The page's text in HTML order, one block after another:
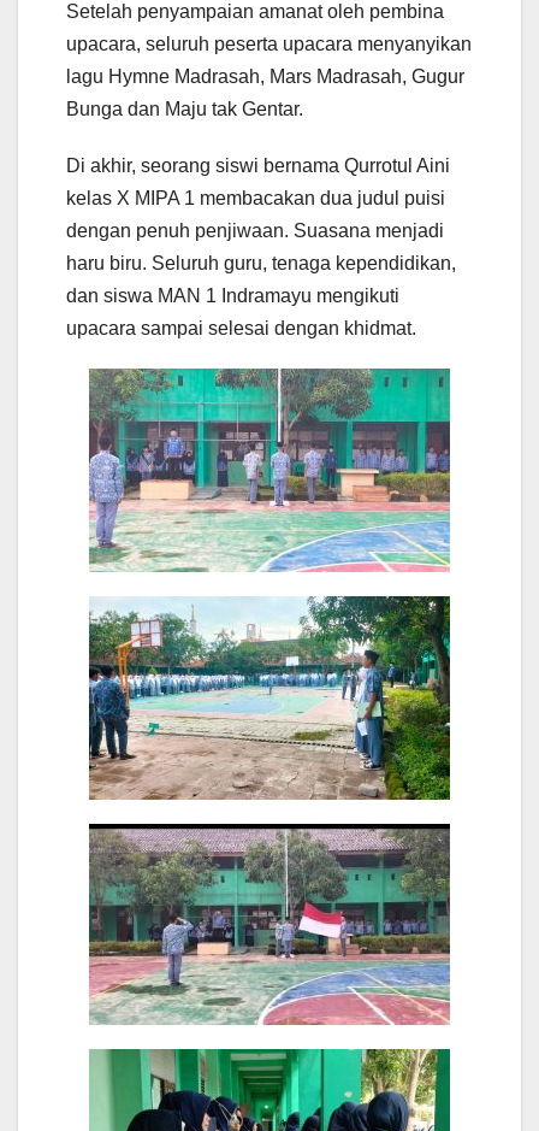
Setelah penyampaian amanat oleh pembina
upacara, seluruh peserta upacara menyanyikan
lagu Hymne Madrasah, Mars Madrasah, Gugur
Bunga dan Maju tak Gentar.
Di akhir, seorang siswi bernama Qurrotul Aini
kelas X MIPA 1 membacakan dua judul puisi
dengan penuh penjiwaan. Suasana menjadi
haru biru. Seluruh guru, tenaga kependidikan,
dan siswa MAN 1 Indramayu mengikuti
upacara sampai selesai dengan khidmat.